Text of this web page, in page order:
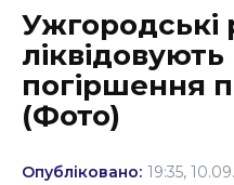
Культура
Освіта
Ужгородські
погіршення
(Фото)
Опубліковано: 19:35,